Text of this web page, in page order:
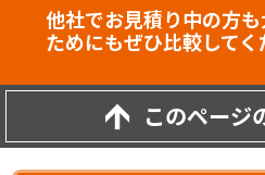
他社でお見積り中の方
ためにもぜひ比較してく
このページ